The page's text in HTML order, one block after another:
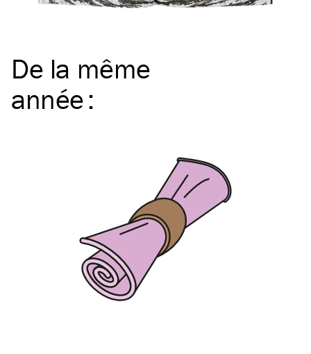
De la même
année: